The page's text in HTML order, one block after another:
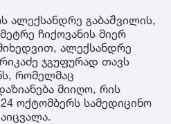
ალექსანდრე გაბაშვილის,
ჩიქოვანის მიერ
ალექსანდრე
ჯგუფურად თავს
რომელმაც
მიიღო, რის
ოქტომბერს სამედიცინო